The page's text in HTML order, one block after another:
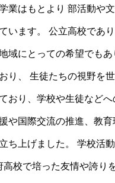
業はもとより 部活動や
います。 公立高校であ
域にとっての希望でも
り、 生徒たちの視野を
おり、学校や生徒など
や国際交流の推進、教
ち上げました。 学校活
校で培った友情や誇